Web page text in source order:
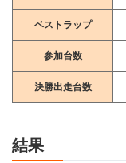
ベストラップ
参加台数
決勝出走台数
結果